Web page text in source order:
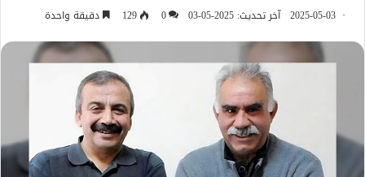
2025-05-03 آخر تحديث: 2025-05-03 0
129 دقيقة واحدة